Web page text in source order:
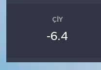
ÇIY
-6.4